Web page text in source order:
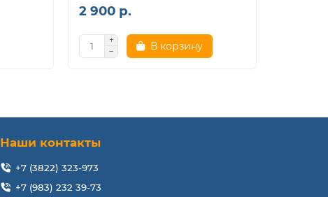
2 900 р.
В корзину
Наши контакты
+7 (3822) 323-973
+7 (983) 232 39-73